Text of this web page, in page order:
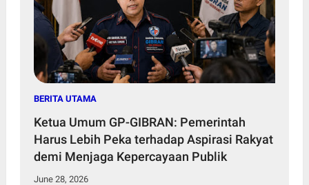
BERITA UTAMA
Ketua Umum GP-GIBRAN: Pemerintah
Harus Lebih Peka terhadap Aspirasi Rakyat
demi Menjaga Kepercayaan Publik
June 28, 2026